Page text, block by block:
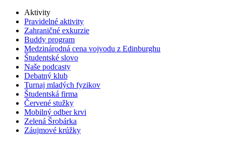
Aktivity
Pravidelné aktivity
Zahraničné exkurzie
Buddy program
Medzinárodná cena vojvodu z Edinburghu
Študentské slovo
Naše podcasty
Debatný klub
Turnaj mladých fyzikov
Študentská firma
Červené stužky
Mobilný odber krvi
Zelená Šrobárka
Záujmové krúžky